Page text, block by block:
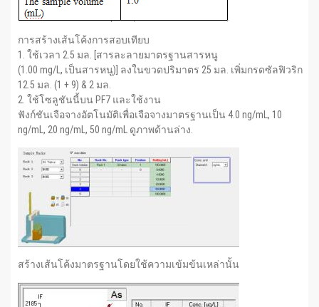
การสร้างเส้นโค้งการสอบเทียบ
1. ใช้เวลา 2.5 มล. [สารละลายมาตรฐานสารหนู
(1.00 mg/L, เป็นสารหนู)] ลงในขวดปริมาตร 25 มล. เพิ่มกรดซัลฟิวริก
12.5 มล. (1 + 9) & 2 มล.
2. ใช้โซลูชันนี้บน PF7 และใช้งาน
ฟังก์ชันเจือจางอัตโนมัติเพื่อเจือจางมาตรฐานเป็น 4.0 ng/mL, 10
ng/mL, 20 ng/mL, 50 ng/mL ดูภาพด้านล่าง.
สร้างเส้นโค้งมาตรฐานโดยใช้ความเข้มข้นเหล่านั้น